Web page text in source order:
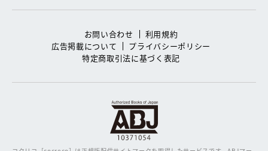
お問い合わせ
利用規約
広告掲載について
プライバシーポリシー
特定商取引法に基づく表記